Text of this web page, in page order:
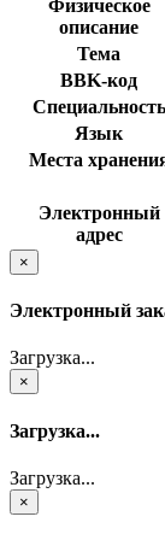
Физическое
описание
Тема
BBK-код
Специальность
Язык
Места
Электронный
адрес
×
Электронный
Загрузка...
×
Загрузка...
Загрузка...
×